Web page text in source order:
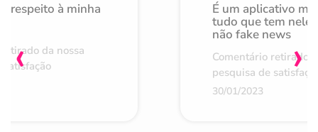
respeito à minha
da nossa
É um aplicativo
tudo que tem nele
não fake news
Comentário retirado
pesquisa de
30/01/2023
‹ ›